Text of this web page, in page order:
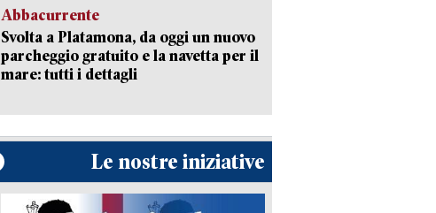
Abbacurrente
Svolta a Platamona, da oggi un nuovo
parcheggio gratuito e la navetta per il
mare: tutti i dettagli
Le nostre iniziative